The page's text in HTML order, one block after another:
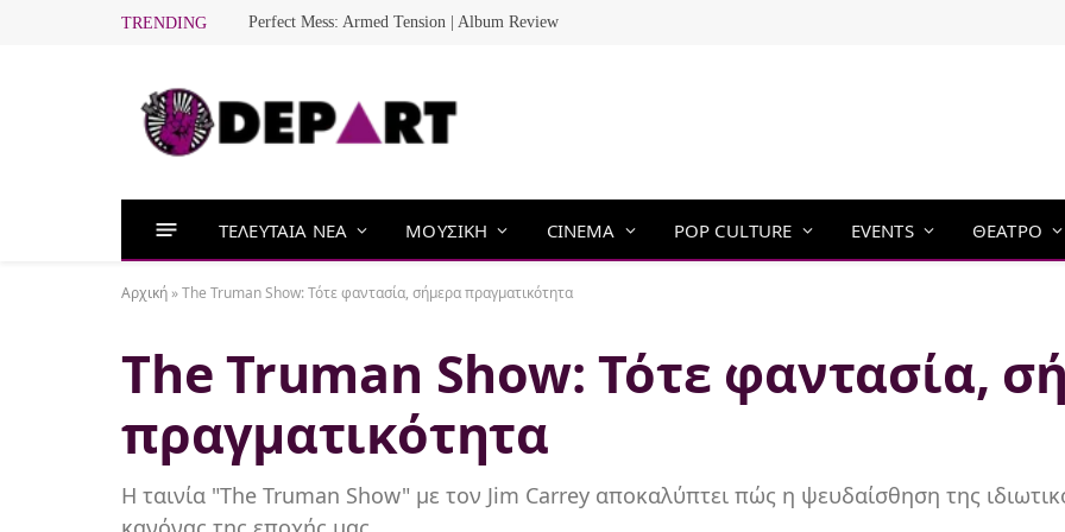
TRENDING Perfect Mess: Armed Tension | Album Review
ΤΕΛΕΥΤΑΙΑ ΝΕΑ ΜΟΥΣΙΚΗ CINEMA POP CULTURE EVENTS ΘΕΑΤΡΟ
Αρχική »The Truman Show: Τότε φαντασία, σήμερα πραγματικότητα
The Truman Show: Τότε φαντασία,
πραγματικότητα
Η ταινία "The Truman Show" με τον Jim Carrey αποκαλύπτει πώς η ψευδαίσθηση της